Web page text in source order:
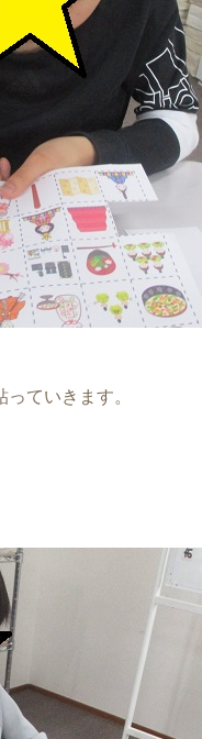
ていきます。